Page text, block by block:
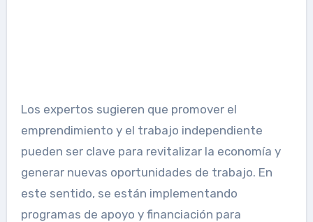
Los expertos sugieren que promover el
emprendimiento y el trabajo independiente
pueden ser clave para revitalizar la economía y
generar nuevas oportunidades de trabajo. En
este sentido, se están implementando
programas de apoyo y financiación para